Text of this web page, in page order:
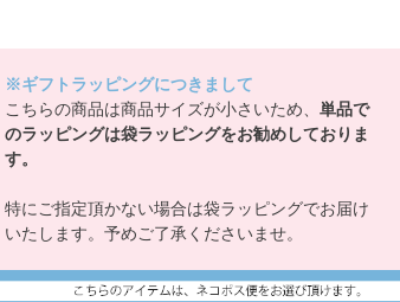
※ギフトラッピングにつきまして
こちらの商品は商品サイズが小さいため、 単品で
のラッピングは袋ラッピングをお勧めしておりま
す。
特にご指定頂かない場合は袋ラッピングでお届け
いたします。予めご了承くださいませ。